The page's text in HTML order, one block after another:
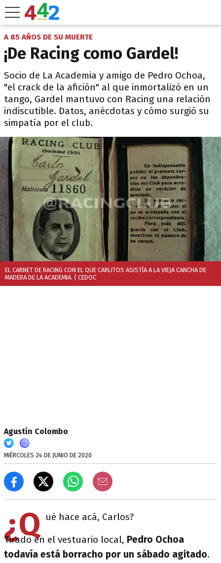
A 85 AÑOS DE SU MUERTE
¡De Racing como Gardel!
Socio de La Academia y amigo de Pedro Ochoa,
"el crack de la afición" al que inmortalizó en un
tango, Gardel mantuvo con Racing una relación
indiscutible. Datos, anécdotas y cómo surgió su
simpatía por el club.
EL CARNET DE RACING CON EL QUE CARLITOS ASISTÍA A LA VIEJA CANCHA DE
MADERA DE LA ACADEMIA.
| CEDOC
Agustín Colombo
MIÉRCOLES 24 DE JUNIO DE 2020
¿Q ué hace acá, Carlos?
Tirado en el vestuario local, Pedro Ochoa
todavía está borracho por un sábado agitado.